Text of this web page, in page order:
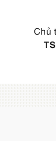
Chủ